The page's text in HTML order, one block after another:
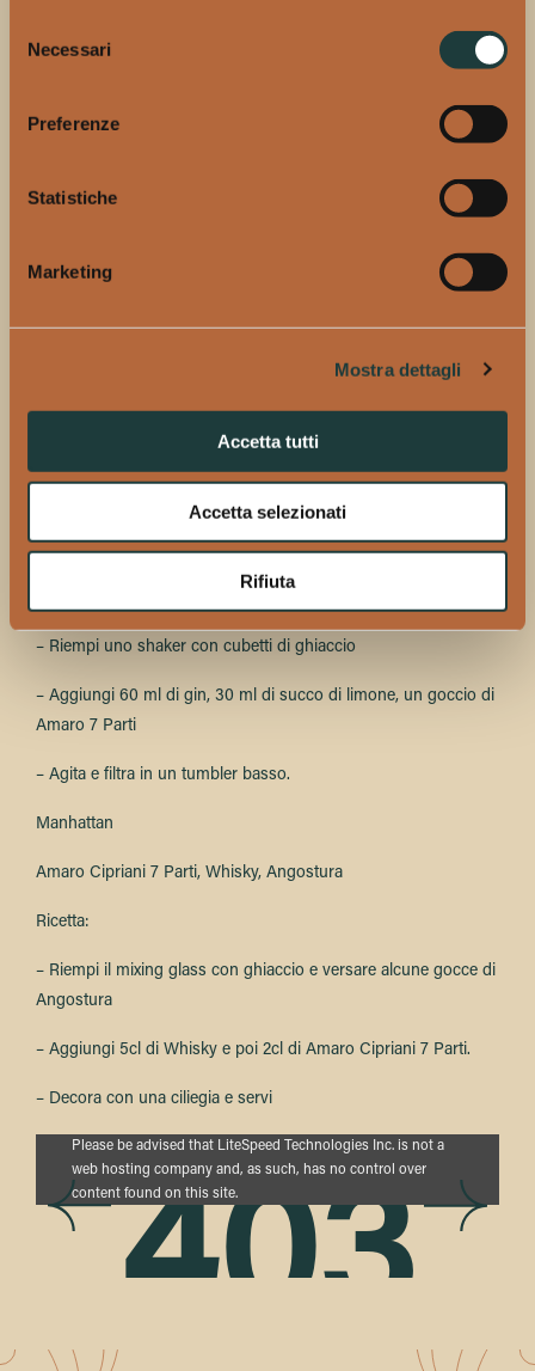
delNecessari
Preferenze
Statistiche
Marketing
Mostra dettagli
Accetta tutti
Accetta selezionati
Rifiuta
– Versa in una caraffa piena di ghiaccio 0,4cl di Amaro Cipriani
– Tieni i due liquori in freezer come suggerito dalla ricetta
Amaro Cipriani 7 Parti, succo di limone, Gin
– Riempi uno shaker con cubetti di ghiaccio
– Aggiungi 60 ml di gin, 30 ml di succo di limone, un goccio di
Amaro 7 Parti
– Agita e filtra in un tumbler basso.
Manhattan
Amaro Cipriani 7 Parti, Whisky, Angostura
Ricetta:
– Riempi il mixing glass con ghiaccio e versare alcune gocce di
Angostura
– Aggiungi 5cl di Whisky e poi 2cl di Amaro Cipriani 7 Parti.
– Decora con una ciliegia e servi
403
Please be advised that LiteSpeed Technologies Inc. is not a
web hosting company and, as such, has no control over
content found on this site.